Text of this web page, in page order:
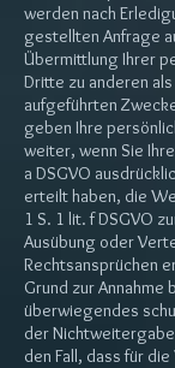
werden nach
gestellten Anfrage
Übermittlung Ihrer
Dritte zu anderen
aufgeführten
geben Ihre
weiter, wenn Sie
a DSGVO
erteilt haben, die
1 S. 1 lit. f DSGVO
Ausübung oder
Rechtsansprüchen
Grund zur Annahme
überwiegendes
der
den Fall, dass für